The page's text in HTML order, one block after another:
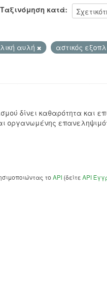
Ταξινόμηση κατά
αυλή
αστικός
δίνει καθαρότητα και
οργανωμένης
το API (δείτε API